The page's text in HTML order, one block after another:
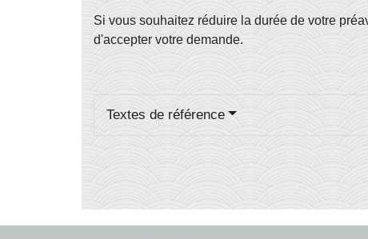
Si vous souhaitez réduire la durée de votre
d'accepter votre demande.
Textes de référence